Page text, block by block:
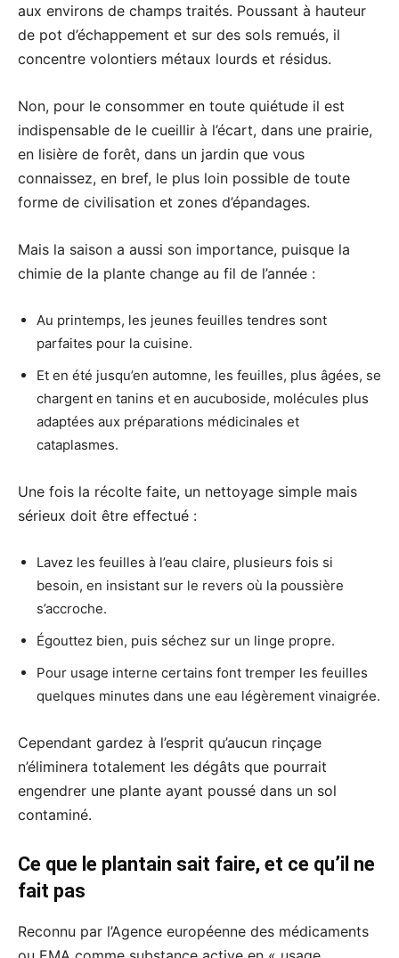
aux environs de champs traités. Poussant à hauteur
de pot d’échappement et sur des sols remués, il
concentre volontiers métaux lourds et résidus.
Non, pour le consommer en toute quiétude il est
indispensable de le cueillir à l’écart, dans une prairie,
en lisière de forêt, dans un jardin que vous
connaissez, en bref, le plus loin possible de toute
forme de civilisation et zones d’épandages.
Mais la saison a aussi son importance, puisque la
chimie de la plante change au fil de l’année :
Au printemps, les jeunes feuilles tendres sont
parfaites pour la cuisine.
Et en été jusqu’en automne, les feuilles, plus âgées, se
chargent en tanins et en aucuboside, molécules plus
adaptées aux préparations médicinales et
cataplasmes.
Une fois la récolte faite, un nettoyage simple mais
sérieux doit être effectué :
Lavez les feuilles à l’eau claire, plusieurs fois si
besoin, en insistant sur le revers où la poussière
s’accroche.
Égouttez bien, puis séchez sur un linge propre.
Pour usage interne certains font tremper les feuilles
quelques minutes dans une eau légèrement vinaigrée.
Cependant gardez à l’esprit qu’aucun rinçage
n’éliminera totalement les dégâts que pourrait
engendrer une plante ayant poussé dans un sol
contaminé.
Ce que le plantain sait faire, et ce qu’il ne
fait pas
Reconnu par l’Agence européenne des médicaments